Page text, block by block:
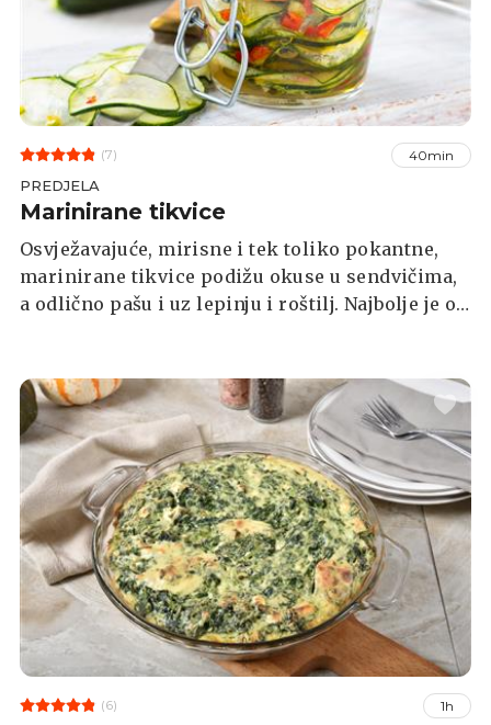
(7) 40min
PREDJELA
Marinirane tikvice
Osvježavajuće, mirisne i tek toliko pokantne,
marinirane tikvice podižu okuse u sendvičima,
a odlično pašu i uz lepinju i roštilj. Najbolje je od
(6) 1h